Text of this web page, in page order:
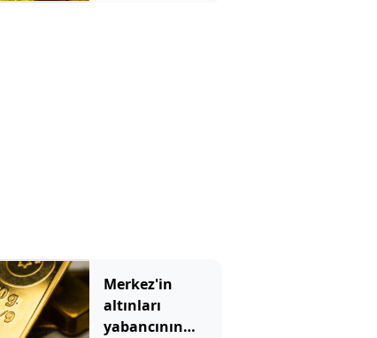
Merkez'in
altınları
yabancının